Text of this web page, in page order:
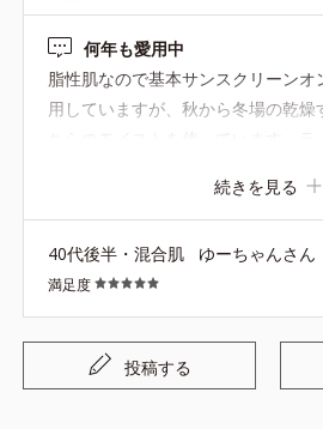
使い続けたいと思います!
何年も愛用中
脂性肌なので基本サンスクリーン
用していますが、秋から冬場の乾燥
燥肌の方は1年中こちらでも良いか
続きを見る
40代後半・混合肌 ゆーちゃんさん
満足度
投稿する